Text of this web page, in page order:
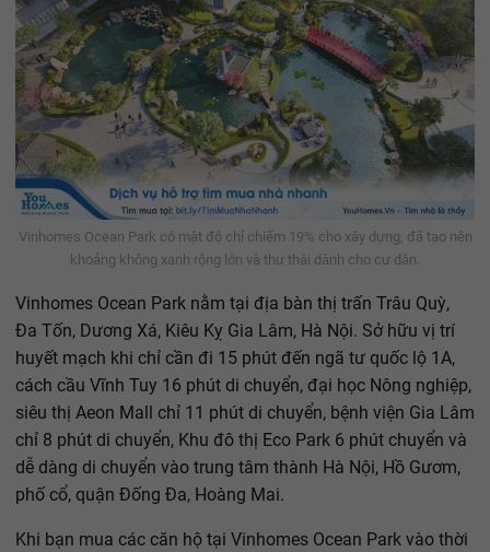
Vinhomes Ocean Park có mật độ chỉ chiếm 19% cho xây dựng, đã tạo nên
khoảng không xanh rộng lớn và thư thái dành cho cư dân.
Vinhomes Ocean Park nằm tại địa bàn thị trấn Trâu Quỳ,
Đa Tốn, Dương Xá, Kiêu Kỵ Gia Lâm, Hà Nội. Sở hữu vị trí
huyết mạch khi chỉ cần đi 15 phút đến ngã tư quốc lộ 1A,
cách cầu Vĩnh Tuy 16 phút di chuyển, đại học Nông nghiệp,
siêu thị Aeon Mall chỉ 11 phút di chuyển, bệnh viện Gia Lâm
chỉ 8 phút di chuyển, Khu đô thị Eco Park 6 phút chuyển và
dễ dàng di chuyển vào trung tâm thành Hà Nội, Hồ Gươm,
phố cổ, quận Đống Đa, Hoàng Mai.
Khi bạn mua các căn hộ tại Vinhomes Ocean Park vào thời